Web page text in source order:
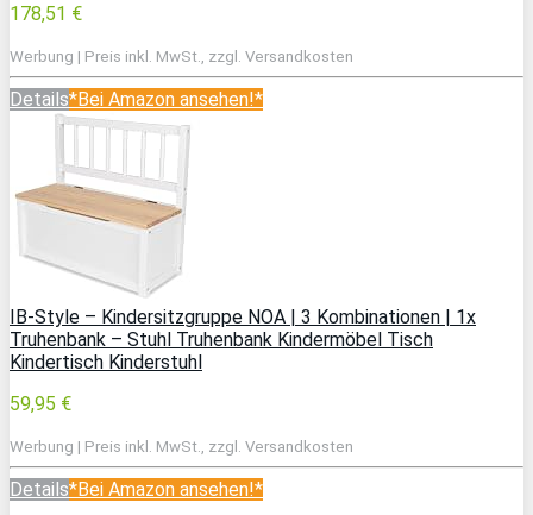
178,51 €
Werbung | Preis inkl. MwSt., zzgl. Versandkosten
Details*Bei Amazon ansehen!*
IB-Style – Kindersitzgruppe NOA | 3 Kombinationen | 1x
Truhenbank – Stuhl Truhenbank Kindermöbel Tisch
Kindertisch Kinderstuhl
59,95 €
Werbung | Preis inkl. MwSt., zzgl. Versandkosten
Details*Bei Amazon ansehen!*